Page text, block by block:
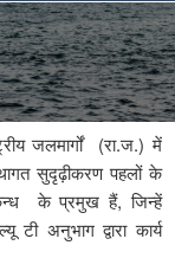
जलमार्गों (रा.ज.) में
सुदृढ़ीकरण पहलों के
के प्रमुख हैं, जिन्हें
अनुभाग द्वारा कार्य